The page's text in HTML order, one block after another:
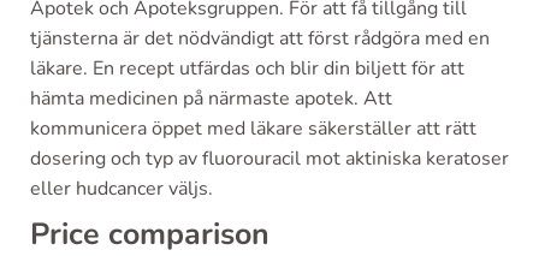
Apotek och Apoteksgruppen. För att få tillgång till
tjänsterna är det nödvändigt att först rådgöra med en
läkare. En recept utfärdas och blir din biljett för att
hämta medicinen på närmaste apotek. Att
kommunicera öppet med läkare säkerställer att rätt
dosering och typ av fluorouracil mot aktiniska keratoser
eller hudcancer väljs.
Price comparison